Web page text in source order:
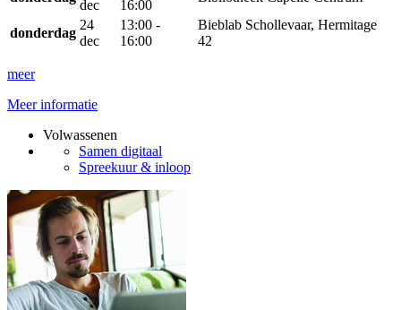
dec
16:00
donderdag
24
dec
13:00 -
16:00
Bieblab Schollevaar, Hermitage
42
meer
Meer informatie
Volwassenen
Samen digitaal
Spreekuur & inloop